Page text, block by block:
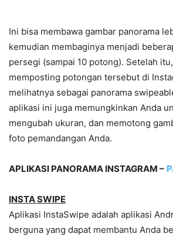
Ini bisa membawa gambar panorama
kemudian membaginya menjadi
persegi (sampai 10 potong). Setelah
memposting potongan tersebut di
melihatnya sebagai panorama
aplikasi ini juga memungkinkan Anda
mengubah ukuran, dan memotong
foto pemandangan Anda.
APLIKASI PANORAMA INSTAGRAM –
INSTA SWIPE
Aplikasi InstaSwipe adalah aplikasi
berguna yang dapat membantu Anda